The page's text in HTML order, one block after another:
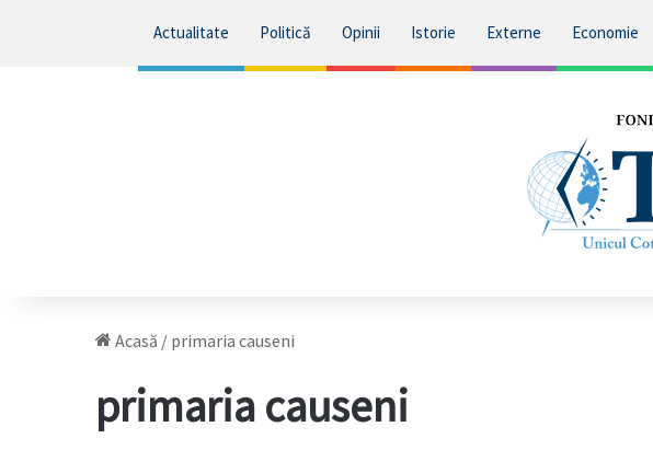
Actualitate Politică Opinii Istorie Externe Economie
Acasă / primaria causeni
primaria causeni